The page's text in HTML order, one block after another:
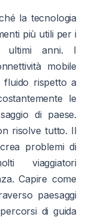
la tecnologia
più utili per i
ultimi anni. I
mobile
rispetto a
le
di paese.
risolve tutto. Il
problemi di
viaggiatori
Capire come
paesaggi
di guida